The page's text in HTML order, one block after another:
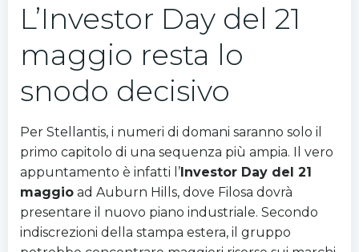
L’Investor Day del 21
maggio resta lo
snodo decisivo
Per Stellantis, i numeri di domani saranno solo il
primo capitolo di una sequenza più ampia. Il vero
appuntamento è infatti l’Investor Day del 21
maggio ad Auburn Hills, dove Filosa dovrà
presentare il nuovo piano industriale. Secondo
indiscrezioni della stampa estera, il gruppo